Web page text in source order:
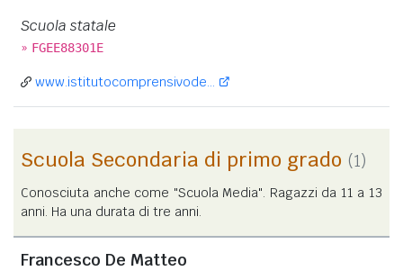
Scuola statale
» FGEE88301E
www.istitutocomprensivode...
Scuola Secondaria di primo grado (1)
Conosciuta anche come "Scuola Media". Ragazzi da 11 a 13
anni. Ha una durata di tre anni.
Francesco De Matteo